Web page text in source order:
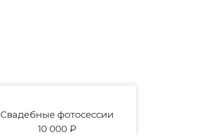
Свадебные фотосессии
10 000 ₽